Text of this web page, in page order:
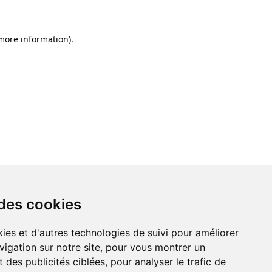
cookies
et d'autres technologies de suivi pour améliorer
sur notre site, pour vous montrer un
des publicités ciblées, pour analyser le trafic de
information).